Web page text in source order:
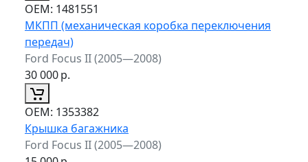
ОЕМ: 1481551
МКПП (механическая коробка переключения
передач)
Ford Focus II (2005—2008)
30 000р.
ОЕМ: 1353382
Крышка багажника
Ford Focus II (2005—2008)